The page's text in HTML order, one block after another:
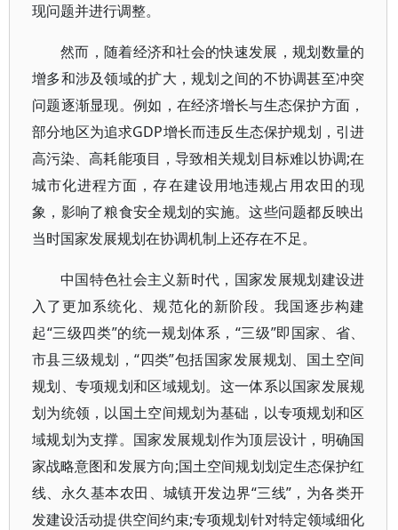
现问题并进行调整。
然而，随着经济和社会的快速发展，规划数量的
增多和涉及领域的扩大，规划之间的不协调甚至冲突
问题逐渐显现。例如，在经济增长与生态保护方面，
部分地区为追求GDP增长而违反生态保护规划，引进
高污染、高耗能项目，导致相关规划目标难以协调;在
城市化进程方面，存在建设用地违规占用农田的现
象，影响了粮食安全规划的实施。这些问题都反映出
当时国家发展规划在协调机制上还存在不足。
中国特色社会主义新时代，国家发展规划建设进
入了更加系统化、规范化的新阶段。我国逐步构建
起“三级四类”的统一规划体系，“三级”即国家、省、
市县三级规划，“四类”包括国家发展规划、国土空间
规划、专项规划和区域规划。这一体系以国家发展规
划为统领，以国土空间规划为基础，以专项规划和区
域规划为支撑。国家发展规划作为顶层设计，明确国
家战略意图和发展方向;国土空间规划划定生态保护红
线、永久基本农田、城镇开发边界“三线”，为各类开
发建设活动提供空间约束;专项规划针对特定领域细化